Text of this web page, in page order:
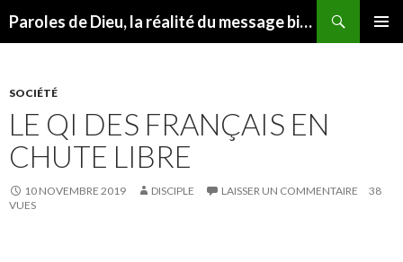
Paroles de Dieu, la réalité du message biblique
SOCIÉTÉ
LE QI DES FRANÇAIS EN
CHUTE LIBRE
10 NOVEMBRE 2019 DISCIPLE LAISSER UN COMMENTAIRE
38
VUES